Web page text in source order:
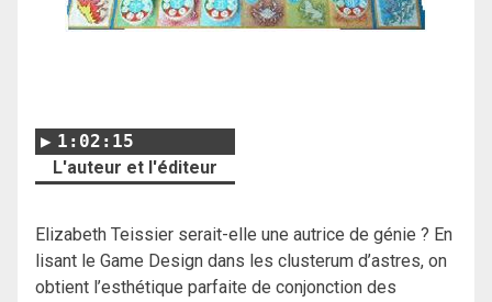
1:02:15
L'auteur et l'éditeur
Elizabeth Teissier serait-elle une autrice de génie ? En
lisant le Game Design dans les clusterum d’astres, on
obtient l’esthétique parfaite de conjonction des